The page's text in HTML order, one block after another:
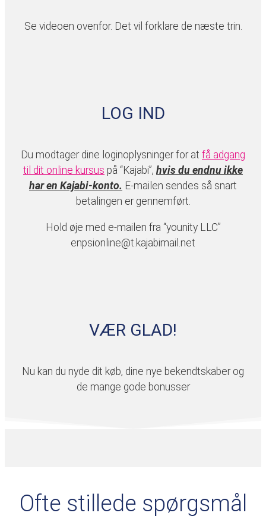
Se videoen ovenfor. Det vil forklare de næste trin.
LOG IND
Du modtager dine loginoplysninger for at få adgang
til dit online kursus på “Kajabi”, hvis du endnu ikke
har en Kajabi-konto. E-mailen sendes så snart
betalingen er gennemført.
Hold øje med e-mailen fra “younity LLC”
enpsionline@t.kajabimail.net
VÆR GLAD!
Nu kan du nyde dit køb, dine nye bekendtskaber og
de mange gode bonusser
Ofte stillede spørgsmål